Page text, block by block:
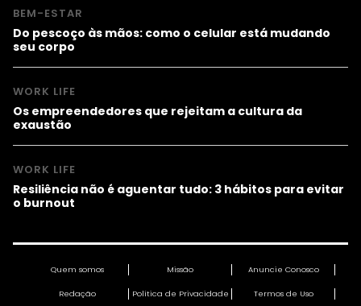
BEM-ESTAR
Do pescoço às mãos: como o celular está mudando
seu corpo
WORK LIFE
Os empreendedores que rejeitam a cultura da
exaustão
WORK LIFE
Resiliência não é aguentar tudo: 3 hábitos para evitar
o burnout
Quem somos Missão Anuncie Conosco
Redação Política de Privacidade Termos de Uso